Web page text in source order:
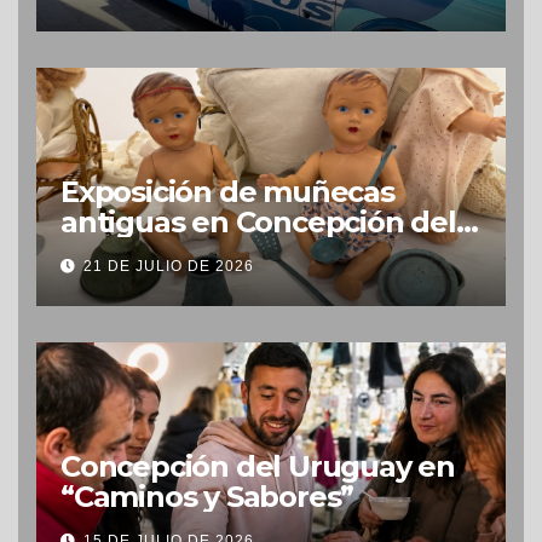
Exposición de muñecas
antiguas en Concepción del
Uruguay
21 DE JULIO DE 2026
Concepción del Uruguay en
“Caminos y Sabores”